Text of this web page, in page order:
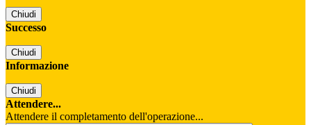
Chiudi
Successo
Chiudi
Informazione
Chiudi
Attendere...
Attendere il completamento dell'operazione...